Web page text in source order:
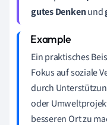
gutes Denkenund
Ein praktisches
Fokus auf soziale
durch
oder
besseren Ort zu